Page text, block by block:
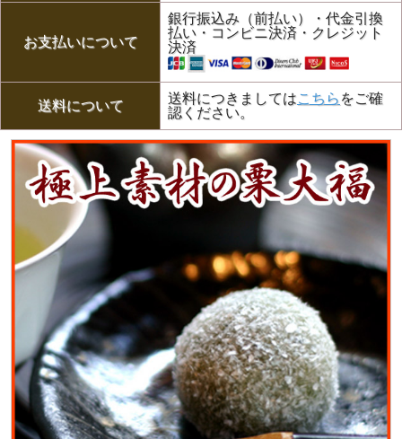
お支払いについて
銀行振込み（前払い）・代金引換
払い・コンビニ決済・クレジット
決済
送料について 送料につきましてはこちら をご確
認ください。